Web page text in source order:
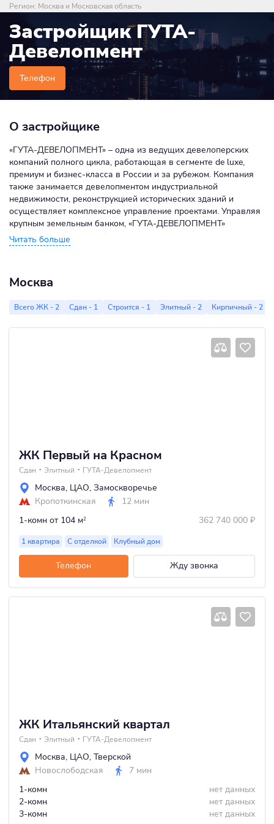
Регион: Москва и Московская область
Застройщик ГУТА-
Девелопмент
Телефон
О застройщике
«ГУТА-ДЕВЕЛОПМЕНТ» – одна из ведущих девелоперских
компаний полного цикла, работающая в сегменте de luxe,
премиум и бизнес-класса в России и за рубежом. Компания
также занимается девелопментом индустриальной
недвижимости, реконструкцией исторических зданий и
осуществляет комплексное управление проектами. Управляя
крупным земельным банком, «ГУТА-ДЕВЕЛОПМЕНТ»
реализует комплексный подход для освоения и развития
территорий, предназначенных для строительства
девелопмент, ориентированный на потребности как человека,
из основополагающих принципов работы ГУТА-
Москва
Всего ЖК - 2 Сдан - 1 Строится - 1 Элитный - 2 Кирпичный - 2
ЖК Первый на Красном
Сдан Элитный ГУТА-Девелопмент
Москва, ЦАО, Замоскворечье
Кропоткинская
12 мин
1-комн от 104 м2 362 740 000 ₽
1 квартира С отделкой Клубный дом
Телефон Жду звонка
ЖК Итальянский квартал
Сдан Элитный ГУТА-Девелопмент
Москва, ЦАО, Тверской
Новослободская
7 мин
1-комн
нет данных
2-комн
нет данных
3-комн
нет данных